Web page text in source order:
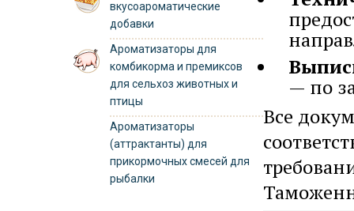
вкусоароматические
добавки
Ароматизаторы для
комбикорма и премиксов
для сельхоз животных и
птицы
Ароматизаторы
(аттрактанты) для
прикормочных смесей для
рыбалки
— по
Все